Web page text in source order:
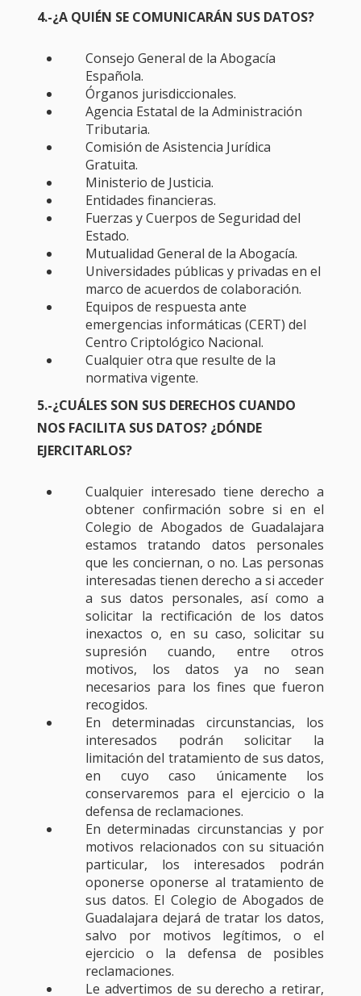
4.-¿A QUIÉN SE COMUNICARÁN SUS DATOS?
Consejo General de la Abogacía
Española.
Órganos jurisdiccionales.
Agencia Estatal de la Administración
Tributaria.
Comisión de Asistencia Jurídica
Gratuita.
Ministerio de Justicia.
Entidades financieras.
Fuerzas y Cuerpos de Seguridad del
Estado.
Mutualidad General de la Abogacía.
Universidades públicas y privadas en el
marco de acuerdos de colaboración.
Equipos de respuesta ante
emergencias informáticas (CERT) del
Centro Criptológico Nacional.
Cualquier otra que resulte de la
normativa vigente.
5.-¿CUÁLES SON SUS DERECHOS CUANDO
NOS FACILITA SUS DATOS? ¿DÓNDE
EJERCITARLOS?
Cualquier interesado tiene derecho a
obtener confirmación sobre si en el
Colegio de Abogados de Guadalajara
estamos tratando datos personales
que les conciernan, o no. Las personas
interesadas tienen derecho a si acceder
a sus datos personales, así como a
solicitar la rectificación de los datos
inexactos o, en su caso, solicitar su
supresión cuando, entre otros
motivos, los datos ya no sean
necesarios para los fines que fueron
recogidos.
En determinadas circunstancias, los
interesados podrán solicitar la
limitación del tratamiento de sus datos,
en cuyo caso únicamente los
conservaremos para el ejercicio o la
defensa de reclamaciones.
En determinadas circunstancias y por
motivos relacionados con su situación
particular, los interesados podrán
oponerse oponerse al tratamiento de
sus datos. El Colegio de Abogados de
Guadalajara dejará de tratar los datos,
salvo por motivos legítimos, o el
ejercicio o la defensa de posibles
reclamaciones.
Le advertimos de su derecho a retirar,